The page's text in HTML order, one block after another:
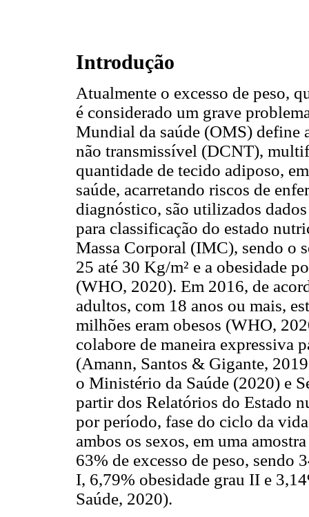
Introdução
Atualmente o excesso de peso,
é considerado um grave
Mundial da saúde (OMS) define
não transmissível (DCNT),
quantidade de tecido adiposo,
saúde, acarretando riscos de
diagnóstico, são utilizados
para classificação do estado
Massa Corporal (IMC), sendo o
25 até 30 Kg/m² e a obesidade
(WHO, 2020). Em 2016, de
adultos, com 18 anos ou mais,
milhões eram obesos (WHO,
colabore de maneira expressiva
(Amann, Santos & Gigante,
o Ministério da Saúde (2020) e
partir dos Relatórios do Estado
por período, fase do ciclo da
ambos os sexos, em uma
63% de excesso de peso, sendo
I, 6,79% obesidade grau II e
Saúde, 2020).